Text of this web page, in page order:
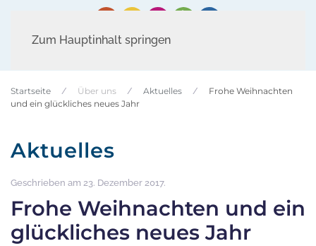
Zum Hauptinhalt springen
Startseite Über uns Aktuelles
Frohe Weihnachten
und ein glückliches neues Jahr
Aktuelles
Geschrieben am 23. Dezember 2017.
Frohe Weihnachten und ein
glückliches neues Jahr